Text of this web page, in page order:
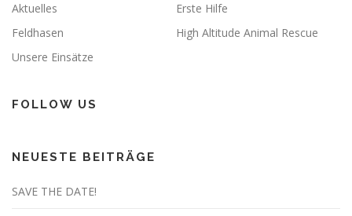
Aktuelles
Erste Hilfe
Feldhasen
High Altitude Animal Rescue
Unsere Einsätze
FOLLOW US
NEUESTE BEITRÄGE
SAVE THE DATE!